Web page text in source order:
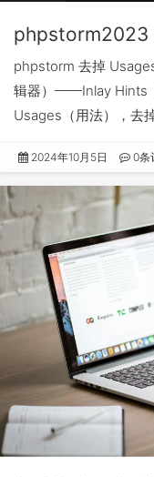
phpstorm2023
phpstorm 去掉
辑器）——Inlay
Usages（用法），去
2024年10月5日 0条